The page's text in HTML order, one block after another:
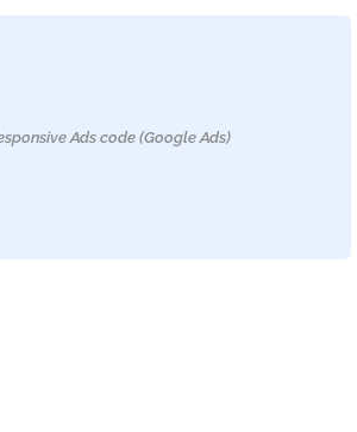
Ads code (Google Ads)